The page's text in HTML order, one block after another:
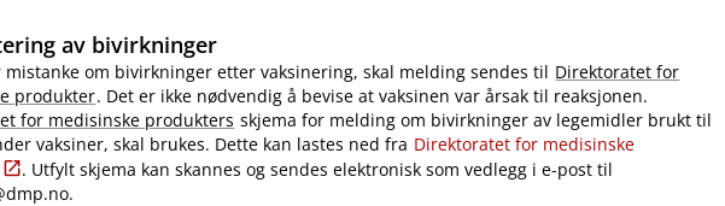
av bivirkninger
mistanke om bivirkninger etter vaksinering, skal melding sendes til Direktoratet for
produkter. Det er ikke nødvendig å bevise at vaksinen var årsak til reaksjonen.
for medisinske produkters skjema for melding om bivirkninger av legemidler brukt til
vaksiner, skal brukes. Dette kan lastes ned fra Direktoratet for medisinske
. Utfylt skjema kan skannes og sendes elektronisk som vedlegg i e-post til